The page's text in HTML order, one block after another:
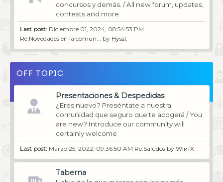
concursos y demás. / All new forum, updates,
contests and more.
Last post: Diciembre 01, 2024, 08:54:53 PM
Re:Novedades en la comun... by Hysst
OFF TOPIC
Presentaciones & Despedidas
¿Eres nuevo? Preséntate a nuestra
comunidad que seguro que te acogerá / You
are new? Introduce our community will
certainly welcome
Last post: Marzo 25, 2022, 09:36:50 AM Re:Saludosby WIитX
Taberna